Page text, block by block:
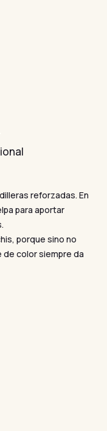
reforzadas. En
para aportar
porque sino no
color siempre da